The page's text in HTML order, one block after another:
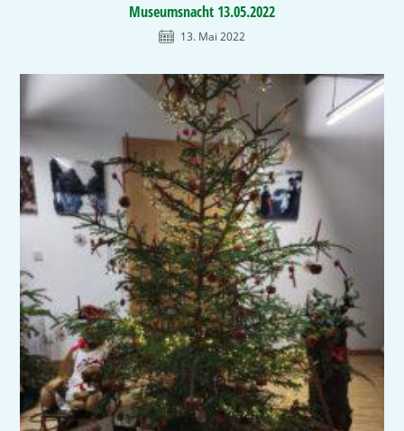
Museumsnacht 13.05.2022
13. Mai 2022